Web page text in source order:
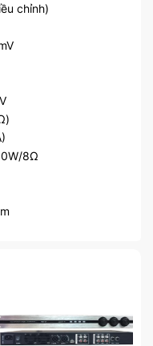
chỉnh)
8Ω